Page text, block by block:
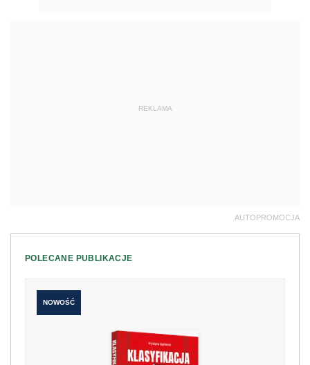
REKLAMA
AUTOPROMOCJA
POLECANE PUBLIKACJE
NOWOŚĆ